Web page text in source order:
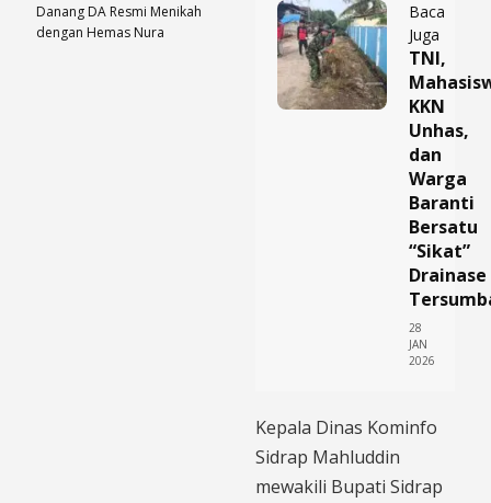
Baca
Juga
TNI,
KKN
Unhas,
dan
Warga
Baranti
Bersatu
“Sikat”
Drainase
28
JAN
2026
Kepala Dinas Kominfo
Sidrap Mahluddin
mewakili Bupati Sidrap
Danang DA Resmi Menikah
dengan Hemas Nura